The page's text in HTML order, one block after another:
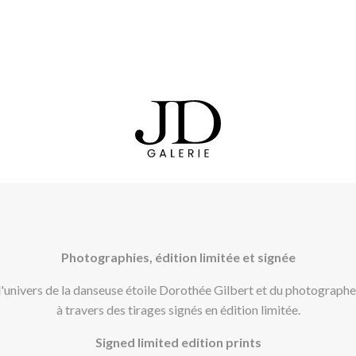
Photographies, édition limitée et signée
de la danseuse étoile Dorothée Gilbert et du
à travers des tirages signés en édition limitée.
Signed limited edition prints